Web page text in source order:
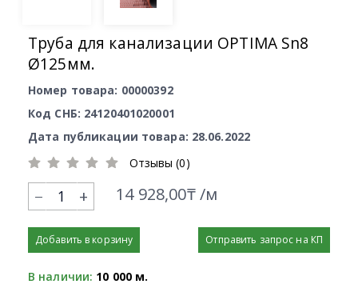
Труба для канализации OPTIMA Sn8
Ø125мм.
Номер товара: 00000392
Код СНБ: 24120401020001
Дата публикации товара: 28.06.2022
Отзывы (0)
+ 14 928,00₸ /м
Добавить в корзину Отправить запрос на КП
В наличии: 10 000 м.